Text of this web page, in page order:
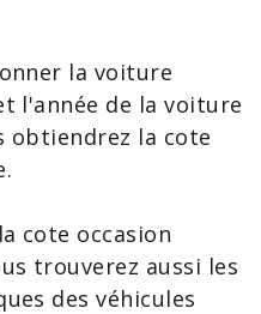
la voiture
l'année de la voiture
obtiendrez la cote
cote occasion
trouverez aussi les
desvéhicules